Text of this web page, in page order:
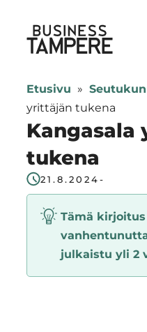
suoraan
sisältöön
Business Tampere
Tampere
supports
talents,
investors
and
entrepreneurs
in
making
smooth
start
Etusivu »
yrittäjän tukena
Kangasala
tukena
21.8.2024-
Tämä
julkaistu yli 2